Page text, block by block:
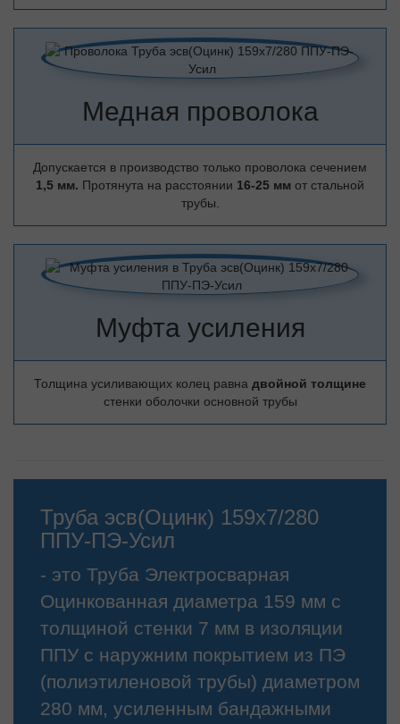
Медная проволока
Допускается в производство только проволока сечением
1,5 мм. Протянута на расстоянии 16-25 мм от стальной
трубы.
Муфта усиления
Толщина усиливающих колец равна двойной толщине
стенки оболочки основной трубы
Труба эсв(Оцинк) 159х7/280
ППУ-ПЭ-Усил
- это Труба Электросварная
Оцинкованная диаметра 159 мм с
толщиной стенки 7 мм в изоляции
ППУ с наружним покрытием из ПЭ
(полиэтиленовой трубы) диаметром
280 мм, усиленным бандажными